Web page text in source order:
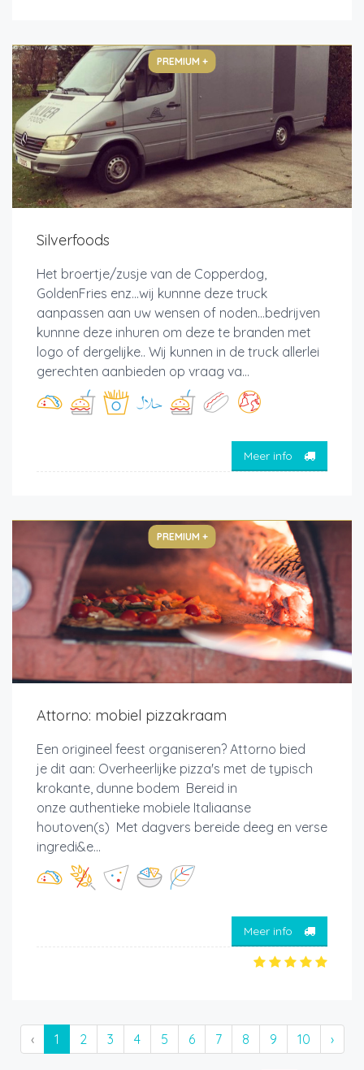
PREMIUM +
Silverfoods
Het broertje/zusje van de Copperdog,
GoldenFries enz...wij kunnne deze truck
aanpassen aan uw wensen of noden...bedrijven
kunnne deze inhuren om deze te branden met
logo of dergelijke.. Wij kunnen in de truck allerlei
gerechten aanbieden op vraag va...
Meer info
PREMIUM +
Attorno: mobiel pizzakraam
Een origineel feest organiseren? Attorno bied
je dit aan: Overheerlijke pizza's met de typisch
krokante, dunne bodem Bereid in
onze authentieke mobiele Italiaanse
houtoven(s) Met dagvers bereide deeg en verse
ingredi&e...
Meer info
‹ 1 2 3 4 5 6 7 8 9 10 ›